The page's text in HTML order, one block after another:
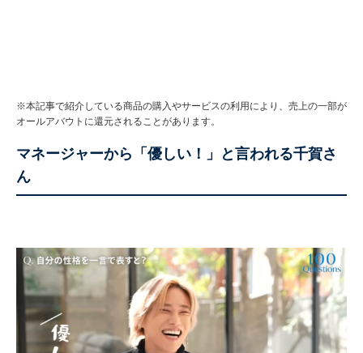
※本記事で紹介している商品の購入やサービスの利用により、売上の一部が
オールアバウトに還元されることがあります。
マネージャーから「優しい！」と言われる千賀さ
ん